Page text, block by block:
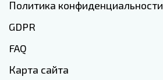
Политика конфиденциальности
GDPR
FAQ
Карта сайта